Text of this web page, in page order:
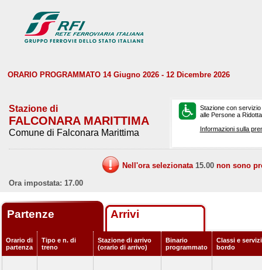
ORARIO PROGRAMMATO 14 Giugno 2026 - 12 Dicembre 2026
Stazione di
FALCONARA MARITTIMA
Comune di Falconara Marittima
Stazione con
alle Persone a
Informazioni sulla
Nell'ora selezionata 15.00 non sono
Ora impostata: 17.00
Partenze Arrivi
Orario di
partenza
Tipo e n. di
treno
Stazione di arrivo
(orario di arrivo)
Binario
programmato
Classi e
bordo